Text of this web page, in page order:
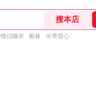
情侣睡衣 船袜 吊带背心